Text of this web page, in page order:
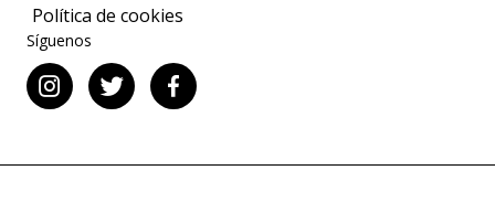
Política de cookies
Síguenos